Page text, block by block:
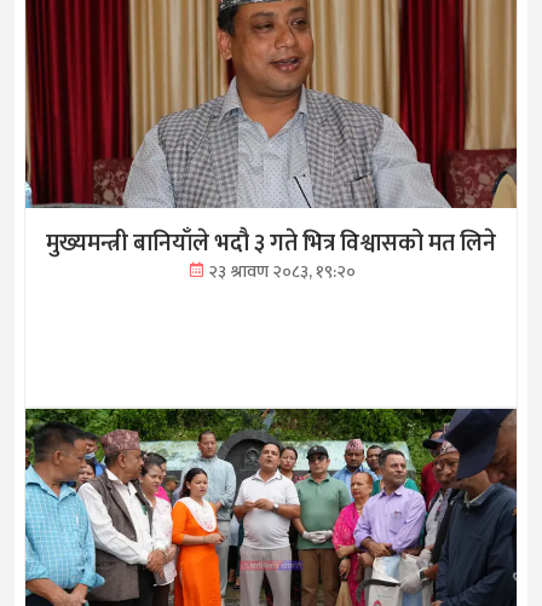
मुख्यमन्त्री बानियाँले भदौ ३ गते भित्र विश्वासको मत लिने
२३ श्रावण २०८३, १९:२०